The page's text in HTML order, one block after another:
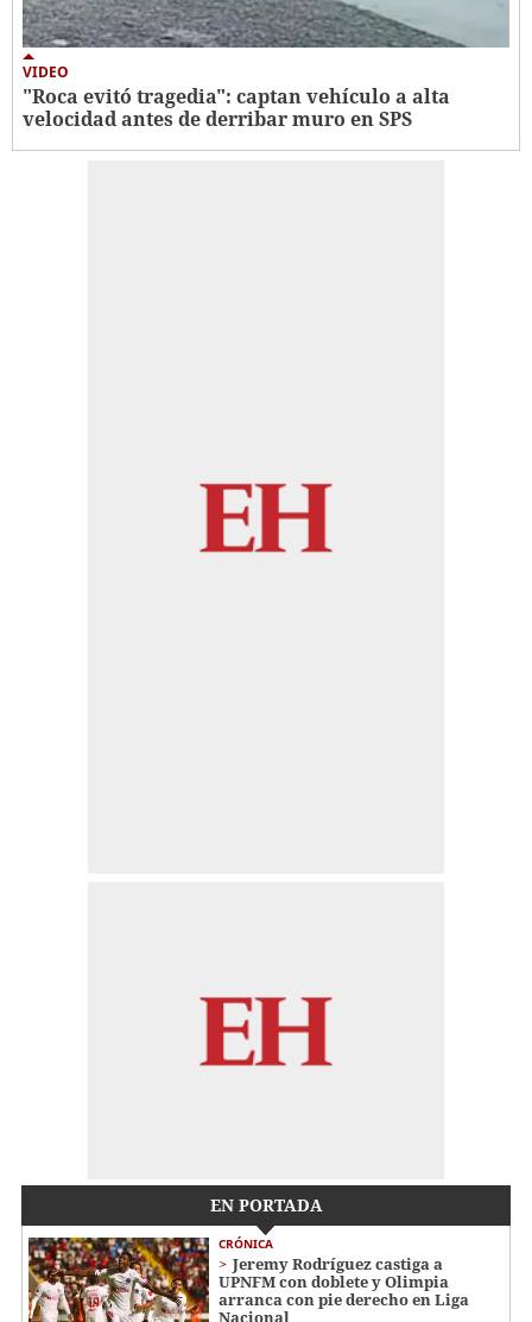
VIDEO
"Roca evitó tragedia": captan vehículo a alta
velocidad antes de derribar muro en SPS
EN PORTADA
CRÓNICA
Jeremy Rodríguez castiga a
UPNFM con doblete y Olimpia
arranca con pie derecho en Liga
Nacional